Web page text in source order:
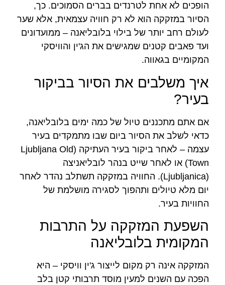
הופכים לא אחת לטרנדים בברים הסמוכים. כך,
הסיור במזקקה הוא לא רק חוויה עצמאית, אלא שער
לעולם רחב יותר של בילוי בלובליאנה – ממועדונים
ועד פאבים קטנים שמגישים את הג'ין והוויסקי
המקומיים בגאווה.
איך משלבים את הסיור בביקור
בעיר?
אם אתם מתכננים טיול של כמה ימים בלובליאנה,
כדאי לשלב את הסיור ביום שבו מתמקדים בעיר
עצמה – לאחר ביקור בעיר העתיקה (Ljubljana Old
Town) או לאחר שייט בנהר לובליאניצה
(Ljubljanica). החוויה במזקקה תשתלב נהדר לאחר
יום מלא טיולים ותהפוך לסגירה מושלמת של
החוויות בעיר.
השפעת המזקקה על התרבות
המקומית בלובליאנה
המזקקה אינה רק מקום לייצור ג'ין וויסקי – היא
הפכה עם השנים למעין מוסד תרבותי קטן בלב